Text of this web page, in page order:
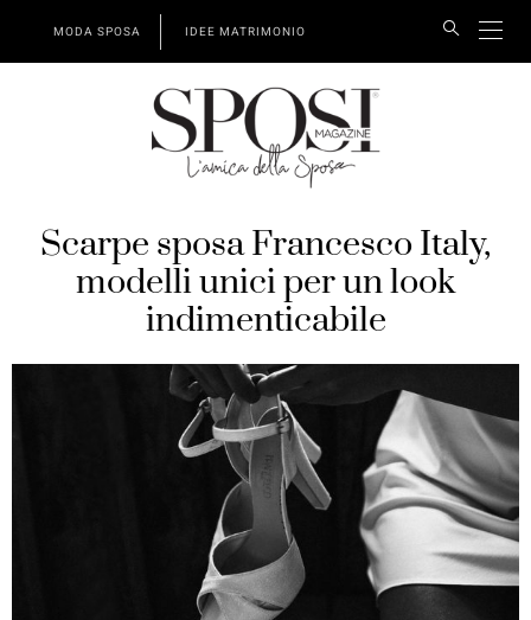
MODA SPOSA IDEE MATRIMONIO
Scarpe sposa Francesco Italy,
modelli unici per un look
indimenticabile